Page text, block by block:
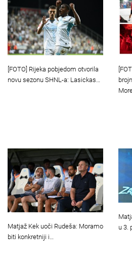
[FOTO] Rijeka pobjedom otvorila
novu sezonu SHNL-a: Lasickas…
Matjaž Kek uoči Rudeša: Moramo
biti konkretniji i…
u 3.